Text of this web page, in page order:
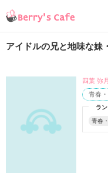
アイドルの兄と地味な妹
ラ
青春
青春
四葉 弥月